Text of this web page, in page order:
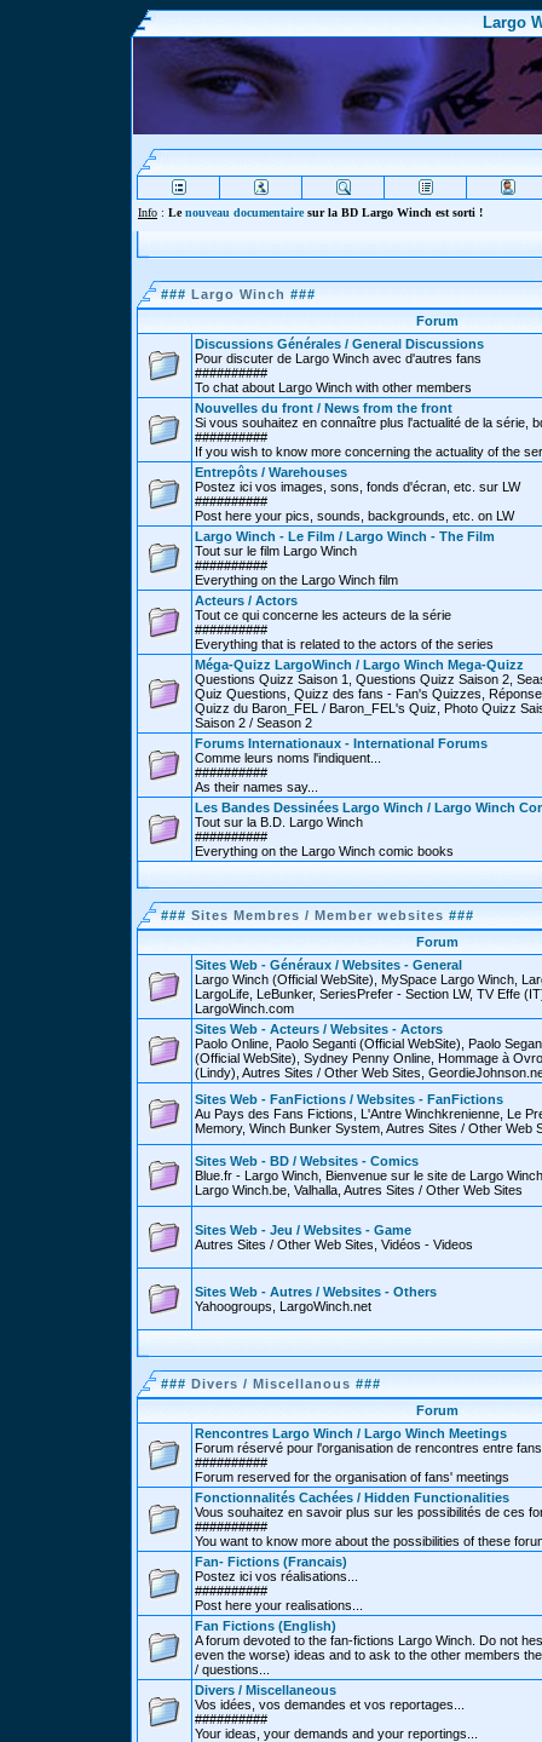
Largo
Info : Lenouveau documentairesur la BD Largo Winch est sorti !
### Largo Winch ###
Forum
Discussions Générales / General Discussions
Pour discuter de Largo Winch avec d'autres fans
##########
To chat about Largo Winch with other members
Nouvelles du front / News from the front
Si vous souhaitez en connaître plus l'actualité de la série,
##########
If you wish to know more concerning the actuality of the
Entrepôts / Warehouses
Postez ici vos images, sons, fonds d'écran, etc. sur LW
##########
Post here your pics, sounds, backgrounds, etc. on LW
Largo Winch - Le Film / Largo Winch - The Film
Tout sur le film Largo Winch
##########
Everything on the Largo Winch film
Acteurs / Actors
Tout ce qui concerne les acteurs de la série
##########
Everything that is related to the actors of the series
Méga-Quizz LargoWinch / Largo Winch Mega-Quizz
Questions Quizz Saison 1, Questions Quizz Saison 2,
Quiz Questions, Quizz des fans - Fan's Quizzes,
Quizz du Baron_FEL / Baron_FEL's Quiz, Photo Quizz
Saison 2 / Season 2
Forums Internationaux - International Forums
Comme leurs noms l'indiquent...
##########
As their names say...
Les Bandes Dessinées Largo Winch / Largo Winch
Tout sur la B.D. Largo Winch
##########
Everything on the Largo Winch comic books
### Sites Membres / Member websites ###
Forum
Sites Web - Généraux / Websites - General
Largo Winch (Official WebSite), MySpace Largo Winch,
LargoLife, LeBunker, SeriesPrefer - Section LW, TV Effe
LargoWinch.com
Sites Web - Acteurs / Websites - Actors
Paolo Online, Paolo Seganti (Official WebSite), Paolo
(Official WebSite), Sydney Penny Online, Hommage à
(Lindy), Autres Sites / Other Web Sites,
Sites Web - FanFictions / Websites - FanFictions
Au Pays des Fans Fictions, L'Antre Winchkrenienne, Le
Memory, Winch Bunker System, Autres Sites / Other Web
Sites Web - BD / Websites - Comics
Blue.fr - Largo Winch, Bienvenue sur le site de Largo
Largo Winch.be, Valhalla, Autres Sites / Other Web Sites
Sites Web - Jeu / Websites - Game
Autres Sites / Other Web Sites, Vidéos - Videos
Sites Web - Autres / Websites - Others
Yahoogroups, LargoWinch.net
### Divers / Miscellanous ###
Forum
Rencontres Largo Winch / Largo Winch Meetings
Forum réservé pour l'organisation de rencontres entre fans
##########
Forum reserved for the organisation of fans' meetings
Fonctionnalités Cachées / Hidden Functionalities
Vous souhaitez en savoir plus sur les possibilités de ces
##########
You want to know more about the possibilities of these
Fan- Fictions (Francais)
Postez ici vos réalisations...
##########
Post here your realisations...
Fan Fictions (English)
A forum devoted to the fan-fictions Largo Winch. Do not
even the worse) ideas and to ask to the other members
/ questions...
Divers / Miscellaneous
Vos idées, vos demandes et vos reportages...
##########
Your ideas, your demands and your reportings...